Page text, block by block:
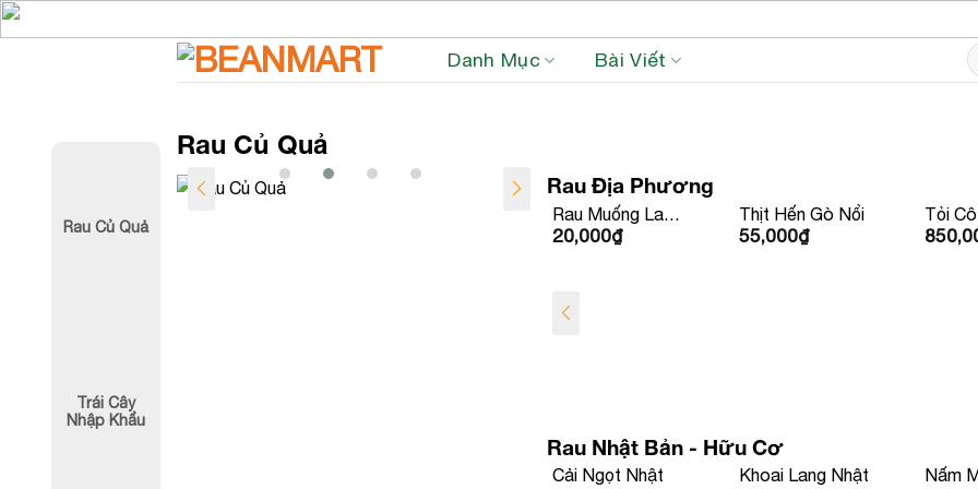
Skip
to
Danh Mục Bài Viết
for:
Rau Củ Quả
Trái Cây
Nhập Khẩu
Rau Củ Quả
Rau Địa Phương
Thịt Hến Gò Nổi
55,000₫
Tỏi Cô Đơn
850,000₫
Tỏi Lý
Rau Nhật Bản - Hữu Cơ
Khoai Lang Nhật
Nấm Mỡ Yoshi
Tần